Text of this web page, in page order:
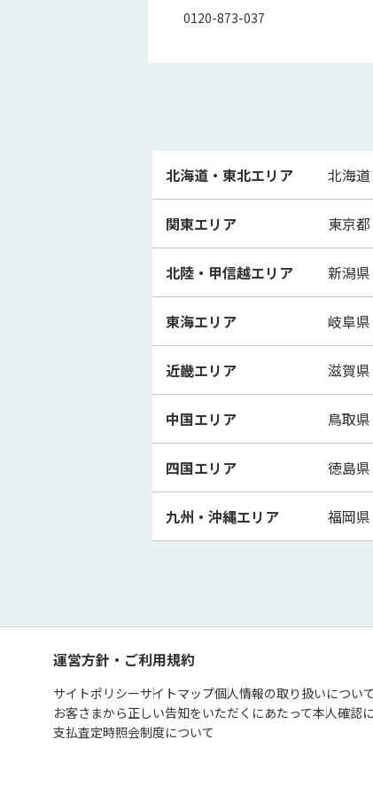
0120-873-037
北海道・東北エリア 北海道
関東エリア 東京都
北陸・甲信越エリア 新潟県
東海エリア 岐阜県
近畿エリア 滋賀県
中国エリア 鳥取県
四国エリア 徳島県
九州・沖縄エリア 福岡県
運営方針・ご利用規約
サイトポリシーサイトマップ個人情報の取り扱いについて
お客さまから正しい告知をいただくにあたって本人確認
支払査定時照会制度について